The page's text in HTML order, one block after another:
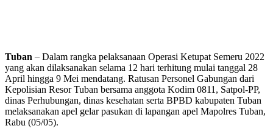
Tuban – Dalam rangka pelaksanaan Operasi Ketupat Semeru 2022
yang akan dilaksanakan selama 12 hari terhitung mulai tanggal 28
April hingga 9 Mei mendatang. Ratusan Personel Gabungan dari
Kepolisian Resor Tuban bersama anggota Kodim 0811, Satpol-PP,
dinas Perhubungan, dinas kesehatan serta BPBD kabupaten Tuban
melaksanakan apel gelar pasukan di lapangan apel Mapolres Tuban,
Rabu (05/05).